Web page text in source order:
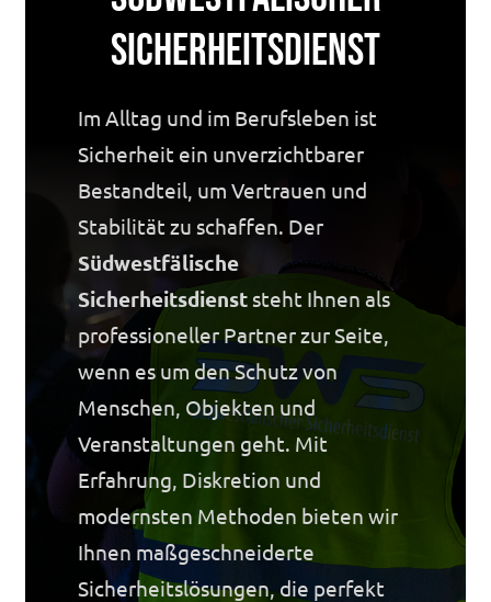
Sicherheitsdienst
Im Alltag und im Berufsleben ist
Sicherheit ein unverzichtbarer
Bestandteil, um Vertrauen und
Stabilität zu schaffen. Der
Südwestfälische
Sicherheitsdienst steht Ihnen als
professioneller Partner zur Seite,
wenn es um den Schutz von
Menschen, Objekten und
Veranstaltungen geht. Mit
Erfahrung, Diskretion und
modernsten Methoden bieten wir
Ihnen maßgeschneiderte
Sicherheitslösungen, die perfekt